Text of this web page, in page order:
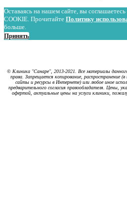
Оставаясь на нашем сайте, вы
COOKIE. Прочитайте Политику
больше.
Принять
© Клиника "Санаре", 2013-2021. Все материалы
права. Запрещается копирование, распространение
сайты и ресурсы в Интернете) или любое иное
предварительного согласия правообладателя. Цены,
офертой, актуальные цены на услуги клиники,